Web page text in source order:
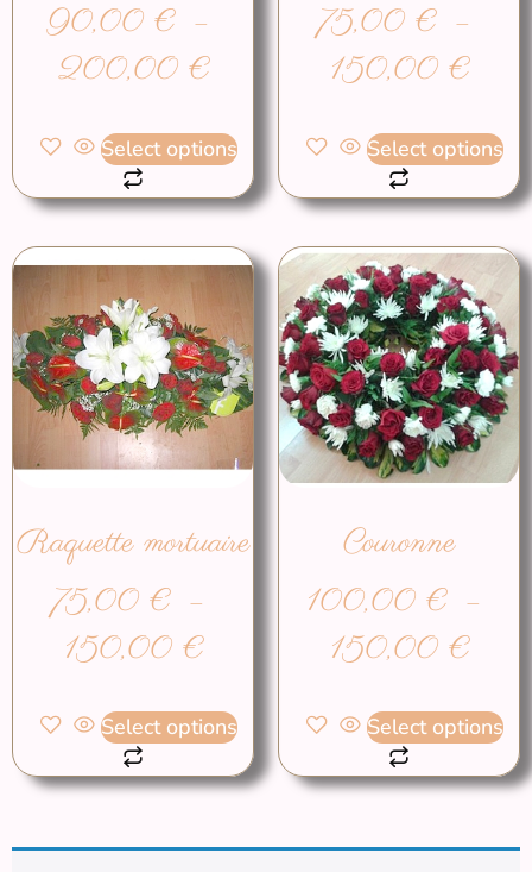
90,00 € –
200,00 €
Select options
75,00 € –
150,00 €
Select options
Raquette mortuaire
75,00 € –
150,00 €
Select options
Couronne
100,00 € –
150,00 €
Select options